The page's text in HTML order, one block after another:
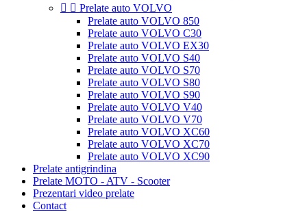
  Prelate auto VOLVO
Prelate auto VOLVO 850
Prelate auto VOLVO C30
Prelate auto VOLVO EX30
Prelate auto VOLVO S40
Prelate auto VOLVO S70
Prelate auto VOLVO S80
Prelate auto VOLVO S90
Prelate auto VOLVO V40
Prelate auto VOLVO V70
Prelate auto VOLVO XC60
Prelate auto VOLVO XC70
Prelate auto VOLVO XC90
Prelate antigrindina
Prelate MOTO - ATV - Scooter
Prezentari video prelate
Contact